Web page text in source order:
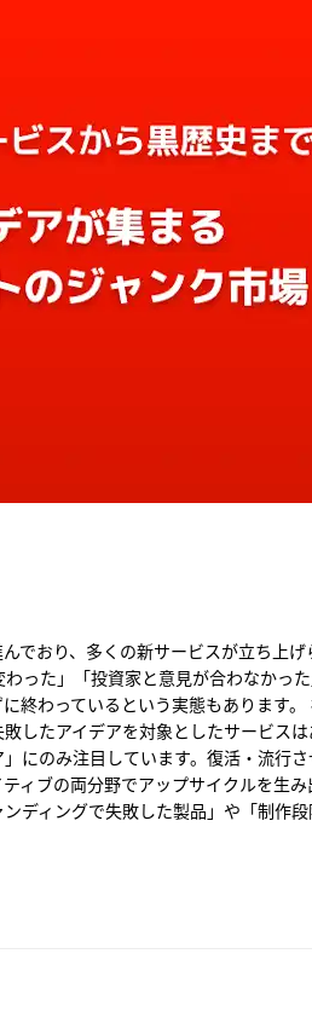
でおり、多くの新サービスが立ち上
った」「投資家と意見が合わなかっ
終わっているという実態もあります
したアイデアを対象としたサービス
にのみ注目しています。復活・流行
ィブの両分野でアップサイクルを生
ディングで失敗した製品」や「制作